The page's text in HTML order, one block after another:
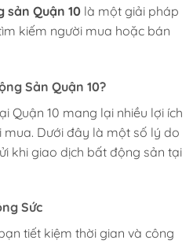
sản Quận 10 là một giải pháp
kiếm người mua hoặc bán
Sản Quận 10?
Quận 10 mang lại nhiều lợi ích
Dưới đây là một số lý do
khi giao dịch bất động sản tại
Sức
tiết kiệm thời gian và công